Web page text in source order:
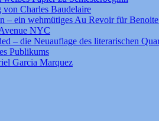
von Charles Baudelaire
– ein wehmütiges Au Revoir für
NYC
– die Neuauflage des literarischen
Publikums
Garcia Marquez